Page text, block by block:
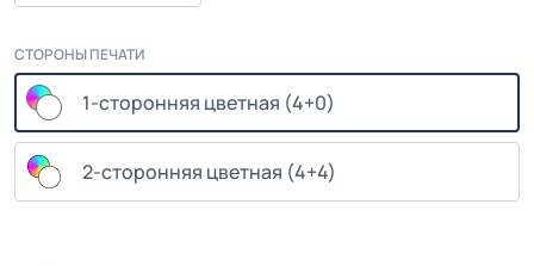
СТОРОНЫ ПЕЧАТИ
1-сторонняя цветная (4+0)
2-сторонняя цветная (4+4)